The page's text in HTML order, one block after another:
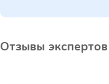
Отзывы экспертов